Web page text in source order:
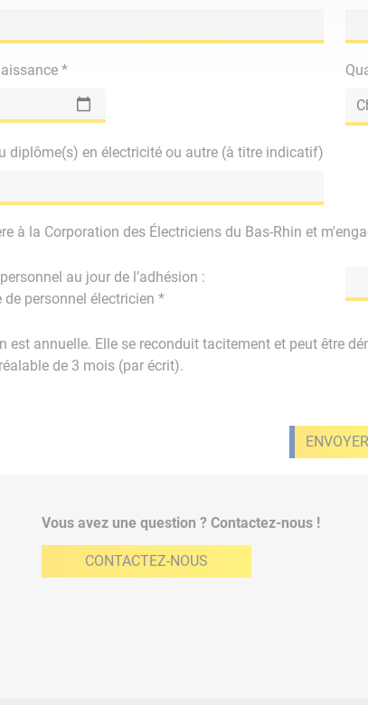
*
diplôme(s) en électricité ou autre (à titre indicatif)
à la Corporation des Électriciens du Bas-Rhin et
au jour de l’adhésion :
de personnel électricien *
est annuelle. Elle se reconduit tacitement et peut être
de 3 mois (par écrit).
Vous avez une question ? Contactez-nous !
CONTACTEZ-NOUS